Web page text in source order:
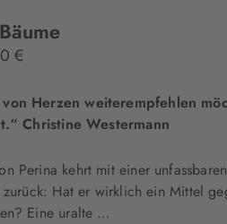
€
Herzen weiterempfehlen
Christine Westermann
Perina kehrt mit einer
zurück: Hat er wirklich ein Mittel
Eine uralte …